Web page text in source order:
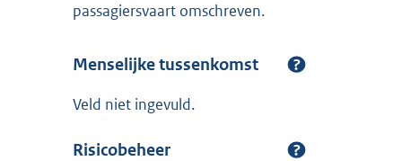
passagiersvaart omschreven.
Menselijke tussenkomst
Veld niet ingevuld.
Risicobeheer